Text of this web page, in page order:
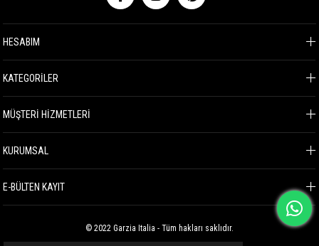
HESABIM
KATEGORİLER
MÜŞTERİ HİZMETLERİ
KURUMSAL
E-BÜLTEN KAYIT
© 2022 Garzia Italia - Tüm hakları saklıdır.